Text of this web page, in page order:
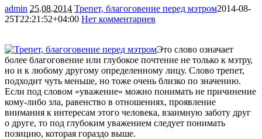
admin 25.08.2014 Трепет, благоговение перед мэтром2014-08-
25T22:21:52+04:00 Нет комментариев
Это слово означает
более благоговение или глубокое почтение не только к мэтру,
но и к любому другому определенному лицу. Слово трепет,
подходит чуть меньше, но тоже очень близко по значению.
Если под словом «уважение» можно понимать не причинение
кому-либо зла, равенство в отношениях, проявление
внимания к интересам этого человека, взаимную заботу друг
о друге, то под глубоким уважением следует понимать
позицию, которая гораздо выше.